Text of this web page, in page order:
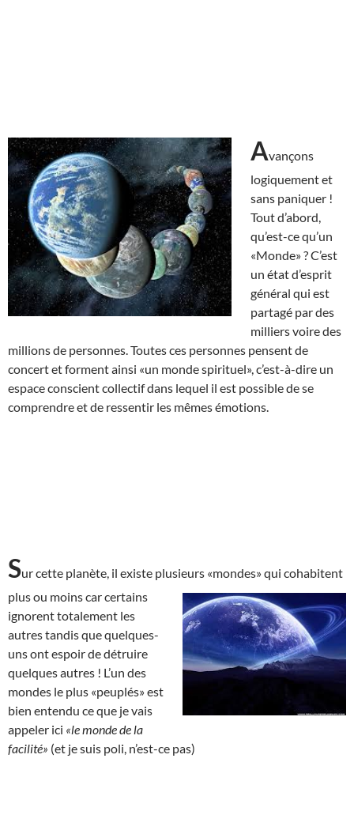
Avançons
logiquement et
sans paniquer !
Tout d’abord,
qu’est-ce qu’un
«Monde» ? C’est
un état d’esprit
général qui est
partagé par des
milliers voire des
millions de personnes. Toutes ces personnes pensent de
concert et forment ainsi «un monde spirituel», c’est-à-dire un
espace conscient collectif dans lequel il est possible de se
comprendre et de ressentir les mêmes émotions.
Sur cette planète, il existe plusieurs «mondes» qui cohabitent
plus ou moins carcertains
ignorent totalement les
autres tandis que quelques-
uns ont espoir de détruire
quelques autres ! L’un des
mondes le plus «peuplés» est
bien entendu ce que je vais
appeler ici «le monde de la
facilité» (et je suis poli, n’est-ce pas)